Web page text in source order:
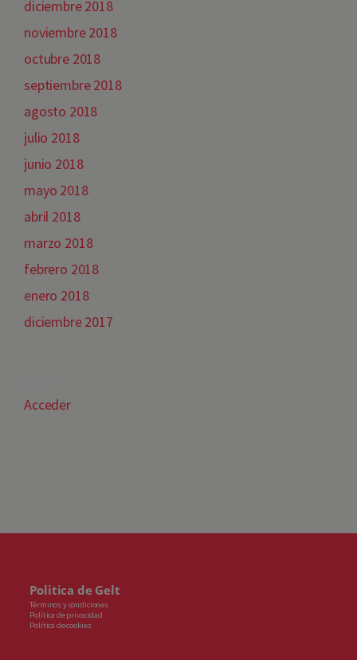
diciembre 2018
noviembre 2018
octubre 2018
septiembre 2018
agosto 2018
julio 2018
junio 2018
mayo 2018
abril 2018
marzo 2018
febrero 2018
enero 2018
diciembre 2017
Acceder
Politica de Gelt
Términos y condiciones
Política de privacidad
Política de cookies